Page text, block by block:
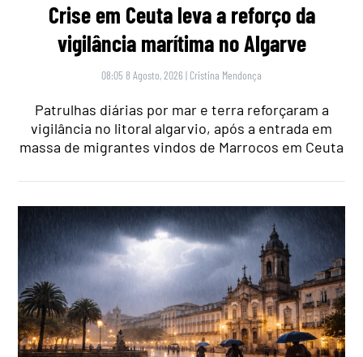
Crise em Ceuta leva a reforço da
vigilância marítima no Algarve
08:05 8 Agosto, 2026 | Cristina Mendonça
Patrulhas diárias por mar e terra reforçaram a
vigilância no litoral algarvio, após a entrada em
massa de migrantes vindos de Marrocos em Ceuta